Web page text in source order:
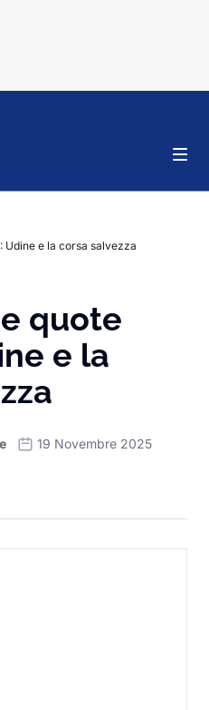
Udine e la corsa salvezza
quote
e la
19 Novembre 2025